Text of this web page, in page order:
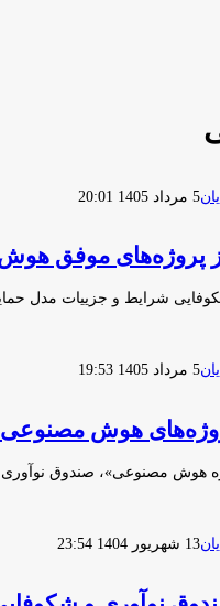
5 مرداد 1405 20:01
پروژه‌های موفق
شرایط و جزییات مدل
5 مرداد 1405 19:53
هوش
حوزه هوش مصنوعی»، صندوق
13 شهریور 1404 23:54